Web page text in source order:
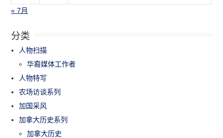
« 7月
分类
人物扫描
华裔媒体工作者
人物特写
农场访谈系列
加国采风
加拿大历史系列
加拿大历史